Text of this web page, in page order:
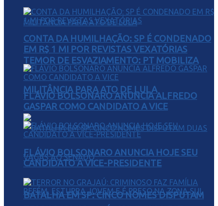
TEMOR DE ESVAZIAMENTO: PT MOBILIZA
MILITÂNCIA PARA ATO DE LULA
BATALHA EM SP: CINCO NOMES DISPUTAM
CONTA DA HUMILHAÇÃO: SP É CONDENADO
EM R$ 1 MI POR REVISTAS VEXATÓRIAS
FLÁVIO BOLSONARO ANUNCIA ALFREDO
GASPAR COMO CANDIDATO A VICE
FLÁVIO BOLSONARO ANUNCIA HOJE SEU
CANDIDATO A VICE-PRESIDENTE